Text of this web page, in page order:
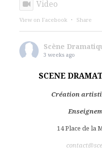
Video
View on Facebook · Share
Scène
3 weeks ago
🎭 STAGES THEATRE
vous proposons pas
Nous vous invitons à
SCENE
Création
14 Place de la